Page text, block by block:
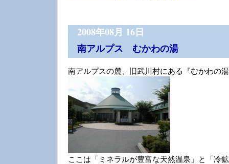
2008年08月 16日
南アルプス むかわの湯
南アルプスの麓、旧武川村にある『むかわの
ここは「ミネラルが豊富な天然温泉」と「冷